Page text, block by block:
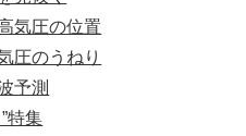
気圧の位置
圧のうねり
予測
特集